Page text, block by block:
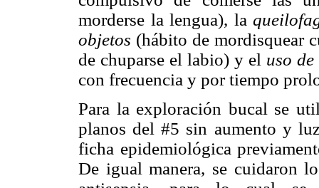
morderse la lengua), la
objetos (hábito de mordisquear
de chuparse el labio) y el uso
con frecuencia y por tiempo
Para la exploración bucal se
planos del #5 sin aumento y
ficha epidemiológica
De igual manera, se cuidaron